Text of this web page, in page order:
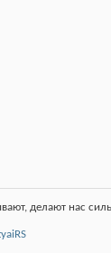
делают нас